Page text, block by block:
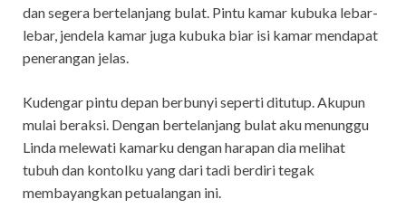
dan segera bertelanjang bulat. Pintu kamar kubuka lebar-
lebar, jendela kamar juga kubuka biar isi kamar mendapat
penerangan jelas.
Kudengar pintu depan berbunyi seperti ditutup. Akupun
mulai beraksi. Dengan bertelanjang bulat aku menunggu
Linda melewati kamarku dengan harapan dia melihat
tubuh dan kontolku yang dari tadi berdiri tegak
membayangkan petualangan ini.